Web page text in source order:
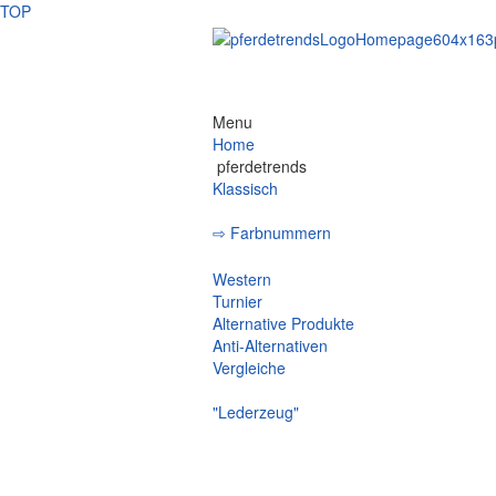
TOP
Menu
Home
pferdetrends
Klassisch
⇨ Farbnummern
Western
Turnier
Alternative Produkte
Anti-Alternativen
Vergleiche
"Lederzeug"